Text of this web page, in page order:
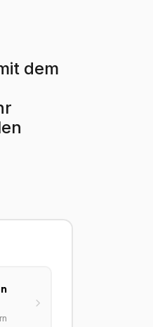
dem